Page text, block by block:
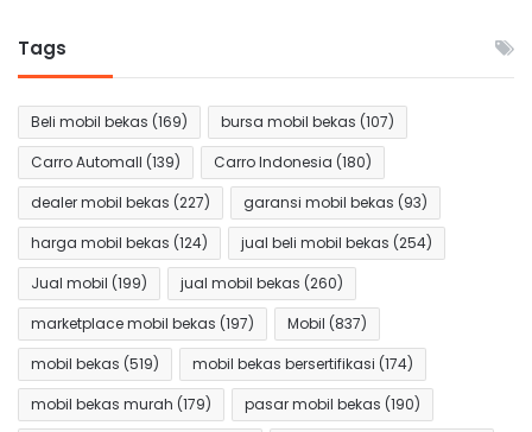
Tags
Beli mobil bekas (169) bursa mobil bekas (107)
Carro Automall (139) Carro Indonesia (180)
dealer mobil bekas (227) garansi mobil bekas (93)
harga mobil bekas (124) jual beli mobil bekas (254)
Jual mobil (199) jual mobil bekas (260)
marketplace mobil bekas (197) Mobil (837)
mobil bekas (519) mobil bekas bersertifikasi (174)
mobil bekas murah (179) pasar mobil bekas (190)